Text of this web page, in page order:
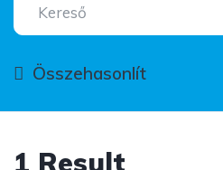
Összehasonlít
1 Result